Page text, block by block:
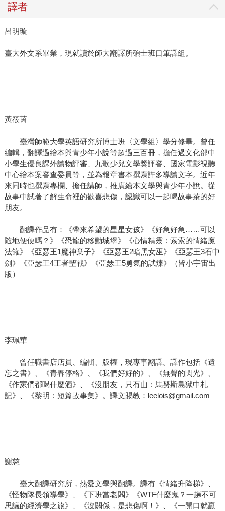
譯者
呂明璇
臺大外文系畢業，現就讀於師大翻譯所碩士班口筆譯組。
黃筱茵
臺灣師範大學英語研究所博士班〈文學組〉學分修畢。曾任
編輯，翻譯過繪本與青少年小說等超過三百冊，擔任過文化部中
小學生優良課外讀物評審、九歌少兒文學獎評審、國家電影視聽
中心繪本案審查委員等，並為報章書本撰寫許多導讀文字。近年
來同時也撰寫專欄、擔任講師，推廣繪本文學與青少年小說。從
故事中試著了解生命裡的歡喜悲傷，認識可以一起喝故事茶的好
朋友。
翻譯作品有：《帶來希望的星星女孩》《好急好急……可以
隨地便便嗎？》《恐龍的移動城堡》《心情精靈：索索的情緒魔
法罐》《亞瑟王1魔神棄子》《亞瑟王2暗黑女巫》《亞瑟王3石中
劍》《亞瑟王4王者聖戰》《亞瑟王5勇氣的試煉》（皆小宇宙出
版）
李珮華
曾任職書店店員、編輯、版權，現專事翻譯。譯作包括《遺
忘之書》、《青春停格》、《我們好好的》、《無聲的閃光》、
《作家們都喝什麼酒》、《沒朋友，只有山：馬努斯島獄中札
記》、《黎明：短篇故事集》。譯文賜教：leelois@gmail.com
謝慈
臺大翻譯研究所，熱愛文學與翻譯。譯有《情緒升降梯》、
《怪物隊長領導學》、《下班當老闆》《WTF什麼鬼？一趟不可
思議的經濟學之旅》、《沒關係，是悲傷啊！》、《一開口就贏